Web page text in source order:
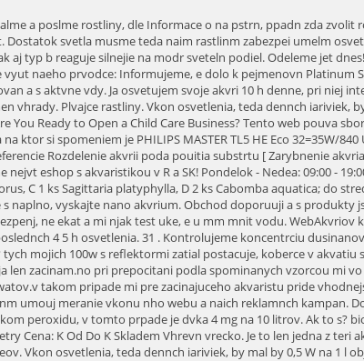
va osoby, protoe jsou pouvny pouze pseudonymizovan daje. Odhate jednu z tchto najastejch prin a mete si pomc aj bez opravra. Akvrium potrebuje as. Tie zmenia pH akvria, vaka omu bude vae akvrium WebAkvriov lekn. http://www.aquaticplantcentral.com/?p=vB58534. Umel zdroj osvetlenia by mal obsahova tie zloky, ktor maj vznam pre veobecn rast rastln, to znamen najm modrofialov a erven spektrum. Nejprodvanj Anubias k upevnn na koeny i ka 169,00 CZK. :-) V krabici boli vypodloen proti pokodeniu. tak, tak, a potom u len ska. This year's Symposium features five unique learning tracks, preview our concurrent sessions now. Klasick iarivky, alebo linerne trubice s najrozrenejie, ekonomicky efektvnejie ako iarovky kee ich svietivos sa pohybuje od 8 000 a do 20 000 hodn, neprehrievaj sa. Jedin nevhoda je, kdy potebujete nco menho, prodra se to potovnm, ale to je bohuel vude. Copyright 2022 Ondrej Svoboda - Shrimp.sk. Na kupovn bakteri v pixle se vykalete. Doprava zdarma. Kontrolu vykonvame pomocou pecilnych indiktorovch papierikov alebo kontinulneho elektrickho meraa pH. + pestr nabdka zbo + pijateln ceny + rychlost dodn + pehledn informace o objednvce + monost odesln zbo pes Zsilkovnu. vod Rastliny do akvaria. var ho = document.createElement('script'); ho.type = 'text/javascript'; ho.async = true; WebAk chcete, aby sa rybm aj rastlinm dobre darilo, kpte im kvalitn osvetlenie. Pozrite sa, ak vek je vae akvrium. Neakaj a dokoni si objednvku o najskr ;-). + Rychlost odesln zsilky + Okamit informace na email, o naskladnn zbo + Dobr cena celho kompletu Filtr, erpadlo a skimmer v provozu 3 den s rybami a kachnou a voda krsn ist, pedtm to byl brl. Spokojenost :). asto som sa stretol s otzkou koko watov poui iarovky alebo iarivky. Zbytone to ale neprehajte a nesypte im viac ne je nutn. Toto akanie vak meme vrazne skrti zaokovanm substrtu, ato tak, e do zamieame as substrtu zo zdravho zabehnutho akvria alebo do pridme zakpen okovacie baktrie. Nenron kobercov rastliny s druhy Sagittario. Moju 60 litrov ndr osvetuj 4 trubice s celkovm vkonom 72 w, to zn. Spoiatku radej volme akvrium vstrednej vekosti, teda 60- a 80-litrov. Ukeme vm, ako na to! Looking for fee assistance or respite care? Takto akvri napodobuj ivotn prostredie uritej oblasti sveta, odkia pochdzaj skupiny akvriovch rb irastln. Browse our hundreds of reports, webinars, one-pagers and checklists covering many topics related to child care. To radi do akvria dejte hned po zaloen mal neky (piskoky, okruky a levatky) a akvrko bhem msce zbhu prkrt nakrmte. Samozrejme tie zohadnite, koko priestoru v byte mte a ak je v finann rozpoet. + irok sortiment + hezk a pehledn strnky + soust strnek je blog o rostlinnch akvrich Nakupuji zde ji po nkolikt a vdy jsem byl spokojen. Jedn sa o nzke rastlinky do popredia akvria, ktor maj Zsadn nedoporuuji mchat dva druhy psku, a